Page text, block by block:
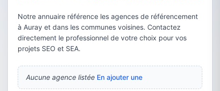
Notre annuaire référence les agences de référencement
à Auray et dans les communes voisines. Contactez
directement le professionnel de votre choix pour vos
projets SEO et SEA.
Aucune agence listée En ajouter une